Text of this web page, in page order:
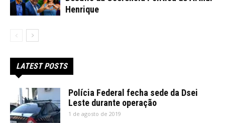
Henrique
LATEST POSTS
Polícia Federal fecha sede da Dsei
Leste durante operação
1 de agosto de 2019